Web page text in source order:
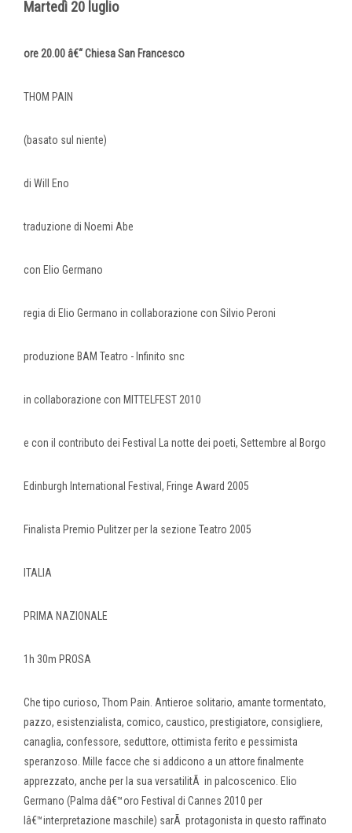
Martedì 20 luglio
ore 20.00 â€“ Chiesa San Francesco
THOM PAIN
(basato sul niente)
di Will Eno
traduzione di Noemi Abe
con Elio Germano
regia di Elio Germano in collaborazione con Silvio Peroni
produzione BAM Teatro - Infinito snc
in collaborazione con MITTELFEST 2010
e con il contributo dei Festival La notte dei poeti, Settembre al Borgo
Edinburgh International Festival, Fringe Award 2005
Finalista Premio Pulitzer per la sezione Teatro 2005
ITALIA
PRIMA NAZIONALE
1h 30m PROSA
Che tipo curioso, Thom Pain. Antieroe solitario, amante tormentato,
pazzo, esistenzialista, comico, caustico, prestigiatore, consigliere,
canaglia, confessore, seduttore, ottimista ferito e pessimista
speranzoso. Mille facce che si addicono a un attore finalmente
apprezzato, anche per la sua versatilitÃ in palcoscenico. Elio
Germano (Palma dâ€™oro Festival di Cannes 2010 per
lâ€™interpretazione maschile) sarÃ protagonista in questo raffinato